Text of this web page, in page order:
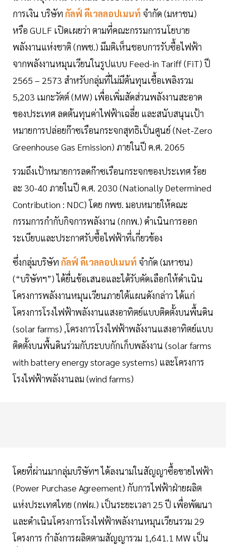
การเงิน บริษัท กัลฟ์ ดีเวลลอปเมนท์ จำกัด (มหาชน)
หรือ GULF เปิดเผยว่า ตามที่คณะกรรมการนโยบาย
พลังงานแห่งชาติ (กพช.) มีมติเห็นชอบการรับซื้อไฟฟ้า
จากพลังงานหมุนเวียนในรูปแบบ Feed-in Tariff (FiT) ปี
2565 – 2573 สำหรับกลุ่มที่ไม่มีต้นทุนเชื้อเพลิงรวม
5,203 เมกะวัตต์ (MW) เพื่อเพิ่มสัดส่วนพลังงานสะอาด
ของประเทศ ลดต้นทุนค่าไฟฟ้าเฉลี่ย และสนับสนุนเป้า
หมายการปล่อยก๊าซเรือนกระจกสุทธิเป็นศูนย์ (Net-Zero
Greenhouse Gas Emission) ภายในปี ค.ศ. 2065
รวมถึงเป้าหมายการลดก๊าซเรือนกระจกของประเทศ ร้อย
ละ 30-40 ภายในปี ค.ศ. 2030 (Nationally Determined
Contribution : NDC) โดย กพช. มอบหมายให้คณะ
กรรมการกำกับกิจการพลังงาน (กกพ.) ดำเนินการออก
ระเบียบและประกาศรับซื้อไฟฟ้าที่เกี่ยวข้อง
ซึ่งกลุ่มบริษัท กัลฟ์ ดีเวลลอปเมนท์ จำกัด (มหาชน)
(“บริษัทฯ”) ได้ยื่นข้อเสนอและได้รับคัดเลือกให้ดำเนิน
โครงการพลังงานหมุนเวียนภายใต้แผนดังกล่าว ได้แก่
โครงการโรงไฟฟ้าพลังงานแสงอาทิตย์แบบติดตั้งบนพื้นดิน
(solar farms) ,โครงการโรงไฟฟ้าพลังงานแสงอาทิตย์แบบ
ติดตั้งบนพื้นดินร่วมกับระบบกักเก็บพลังงาน (solar farms
with battery energy storage systems) และโครงการ
โรงไฟฟ้าพลังงานลม (wind farms)
โดยที่ผ่านมากลุ่มบริษัทฯ ได้ลงนามในสัญญาซื้อขายไฟฟ้า
(Power Purchase Agreement) กับการไฟฟ้าฝ่ายผลิต
แห่งประเทศไทย (กฟผ.) เป็นระยะเวลา 25 ปี เพื่อพัฒนา
และดำเนินโครงการโรงไฟฟ้าพลังงานหมุนเวียนรวม 29
โครงการ กำลังการผลิตตามสัญญารวม 1,641.1 MW เป็น